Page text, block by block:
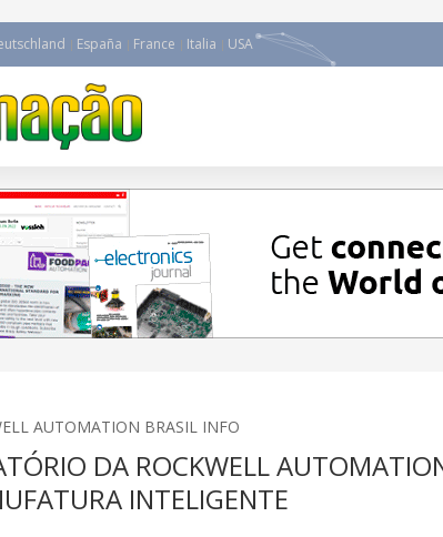
España France Italia USA
AUTOMATION BRASIL INFO
DA ROCKWELL
INTELIGENTE